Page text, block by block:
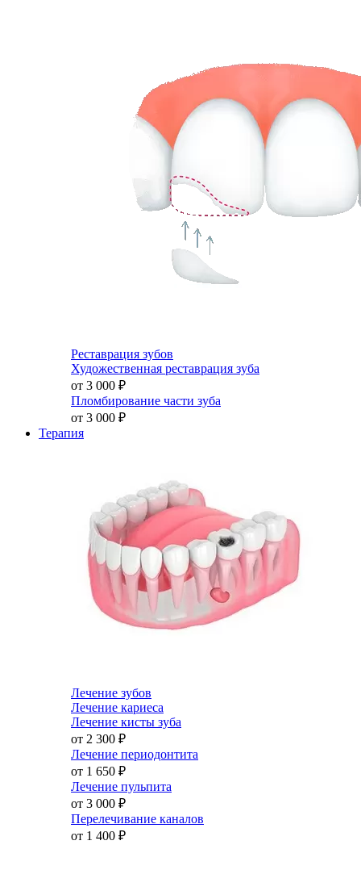
Реставрация зубов
Художественная реставрация зуба
от 3 000 ₽
Пломбирование части зуба
от 3 000 ₽
Терапия
Лечение зубов
Лечение кариеса
Лечение кисты зуба
от 2 300 ₽
Лечение периодонтита
от 1 650 ₽
Лечение пульпита
от 3 000 ₽
Перелечивание каналов
от 1 400 ₽